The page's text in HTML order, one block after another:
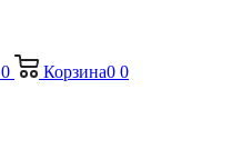
0 Корзина0 0